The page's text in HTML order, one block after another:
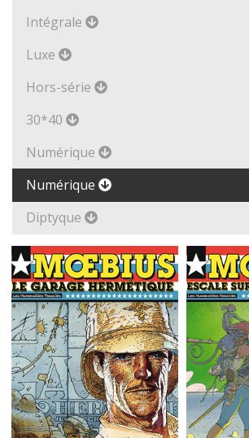
Intégrale
Luxe
Hors-série
30*40
Numérique
Numérique
Diptyque